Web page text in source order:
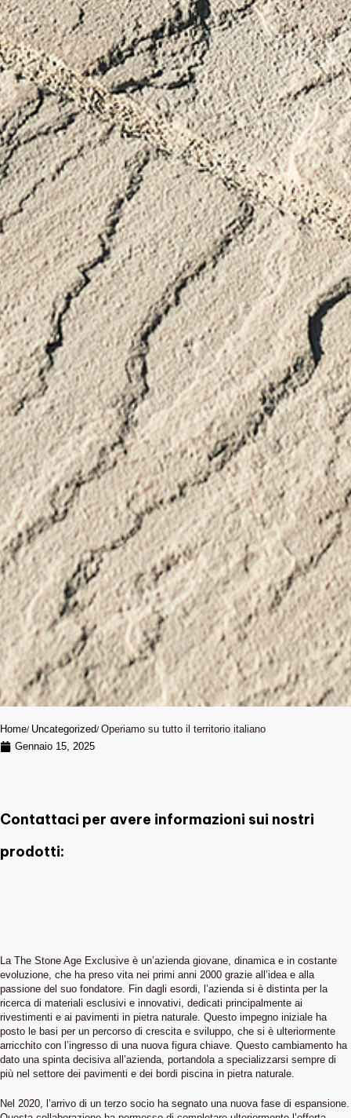
Home Uncategorized Operiamo su tutto il territorio italiano
Gennaio 15, 2025
Contattaci per avere informazioni sui nostri
prodotti:
La The Stone Age Exclusive è un’azienda giovane, dinamica e in costante
evoluzione, che ha preso vita nei primi anni 2000 grazie all’idea e alla
passione del suo fondatore. Fin dagli esordi, l’azienda si è distinta per la
ricerca di materiali esclusivi e innovativi, dedicati principalmente ai
rivestimenti e ai pavimenti in pietra naturale. Questo impegno iniziale ha
posto le basi per un percorso di crescita e sviluppo, che si è ulteriormente
arricchito con l’ingresso di una nuova figura chiave. Questo cambiamento ha
dato una spinta decisiva all’azienda, portandola a specializzarsi sempre di
più nel settore dei pavimenti e dei bordi piscina in pietra naturale.
Nel 2020, l’arrivo di un terzo socio ha segnato una nuova fase di espansione.